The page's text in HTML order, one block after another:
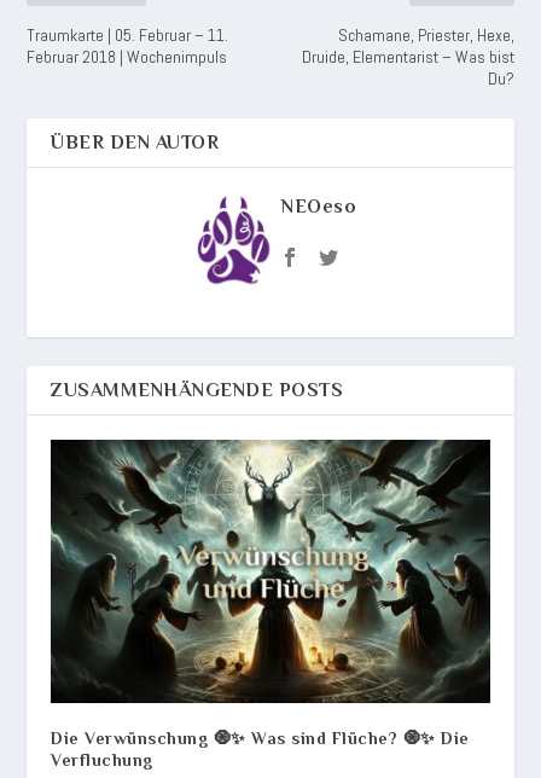
Traumkarte | 05. Februar – 11.
Februar 2018 | Wochenimpuls
Schamane, Priester, Hexe,
Druide, Elementarist – Was bist
Du?
ÜBER DEN AUTOR
NEOeso
ZUSAMMENHÄNGENDE POSTS
Die Verwünschung 🧿✨ Was sind Flüche? 🧿✨ Die
Verfluchung